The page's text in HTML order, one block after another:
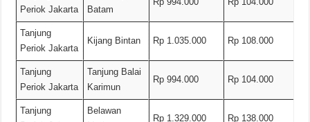
Periok Jakarta
Batam
Tanjung
Periok Jakarta
Kijang Bintan Rp 1.035.000 Rp 108.000
Tanjung
Periok Jakarta
Tanjung Balai
Karimun
Rp 994.000 Rp 104.000
Tanjung
Belawan
Rp 1.329.000 Rp 138.000